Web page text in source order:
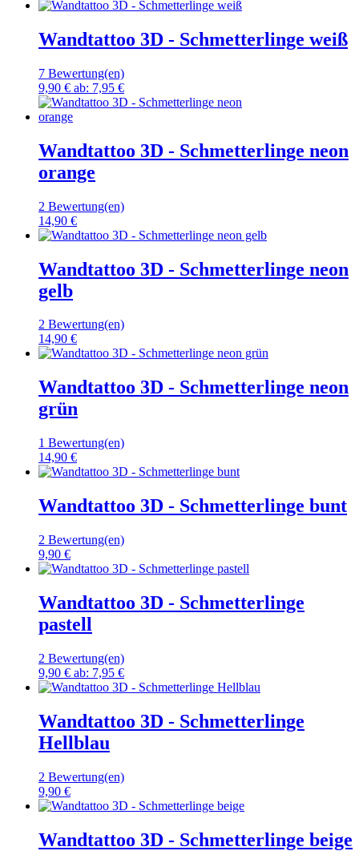
Wandtattoo 3D - Schmetterlinge weiß
7 Bewertung(en)
9,90 € ab: 7,95 €
Wandtattoo 3D - Schmetterlinge neon
orange
2 Bewertung(en)
14,90 €
Wandtattoo 3D - Schmetterlinge neon
gelb
2 Bewertung(en)
14,90 €
Wandtattoo 3D - Schmetterlinge neon
grün
1 Bewertung(en)
14,90 €
Wandtattoo 3D - Schmetterlinge bunt
2 Bewertung(en)
9,90 €
Wandtattoo 3D - Schmetterlinge
pastell
2 Bewertung(en)
9,90 € ab: 7,95 €
Wandtattoo 3D - Schmetterlinge
Hellblau
2 Bewertung(en)
9,90 €
Wandtattoo 3D - Schmetterlinge beige